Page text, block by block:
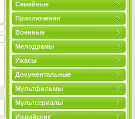
Семейные
Приключения
Военные
Мелодрамы
Ужасы
Документальные
Мультфильмы
Мультсериалы
Индийские